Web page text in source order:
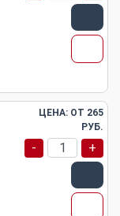
ЦЕНА: ОТ 265
РУБ.
- +